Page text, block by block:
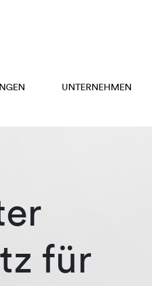
UNTERNEHMEN
für